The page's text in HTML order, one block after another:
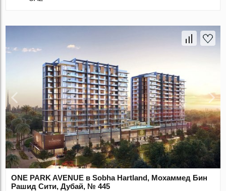
ONE PARK AVENUE в Sobha Hartland, Мохаммед Бин
Рашид Сити, Дубай, № 445